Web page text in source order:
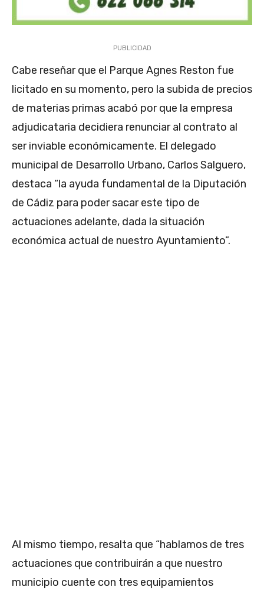
PUBLICIDAD
Cabe reseñar que el Parque Agnes Reston fue
licitado en su momento, pero la subida de precios
de materias primas acabó por que la empresa
adjudicataria decidiera renunciar al contrato al
ser inviable económicamente. El delegado
municipal de Desarrollo Urbano, Carlos Salguero,
destaca “la ayuda fundamental de la Diputación
de Cádiz para poder sacar este tipo de
actuaciones adelante, dada la situación
económica actual de nuestro Ayuntamiento”.
Al mismo tiempo, resalta que “hablamos de tres
actuaciones que contribuirán a que nuestro
municipio cuente con tres equipamientos